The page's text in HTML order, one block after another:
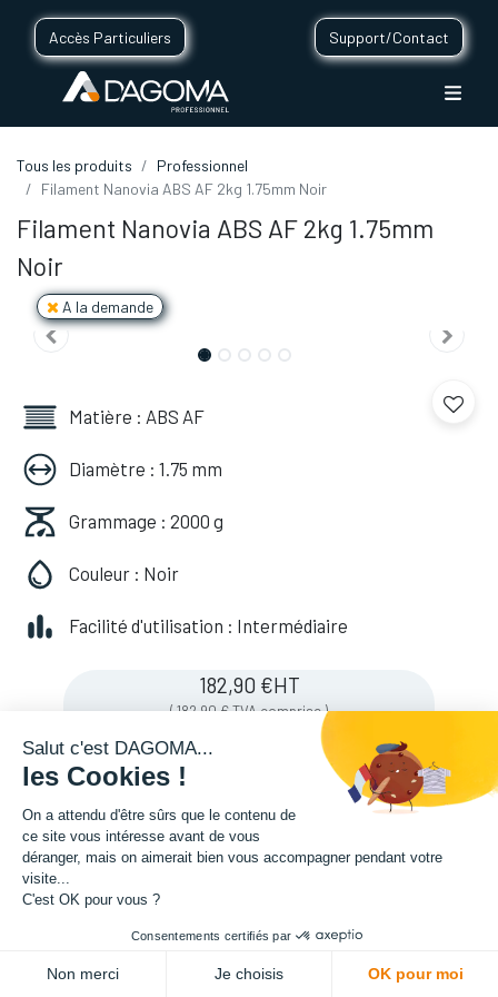
Accès Particuliers Support/Contact
Tous les produits
Professionnel
Filament Nanovia ABS AF 2kg 1.75mm Noir
Filament Nanovia ABS AF 2kg 1.75mm
Noir
A la demande
Matière : ABS AF
Diamètre : 1.75 mm
Grammage : 2000 g
Couleur : Noir
Facilité d'utilisation : Intermédiaire
182,90 €HT
(182,90€TVA comprise)
Soyez averti lorsque le produit est de
nouveau en stock
Enregistrer pour plus tard
Salut c'est DAGOMA...
les Cookies !
On a attendu d'être sûrs que le contenu de
ce site vous intéresse avant de vous
déranger, mais on aimerait bien vous accompagner pendant votre
visite...
C'est OK pour vous ?
Consentements certifiés par
Non merci Je choisis OK pour moi